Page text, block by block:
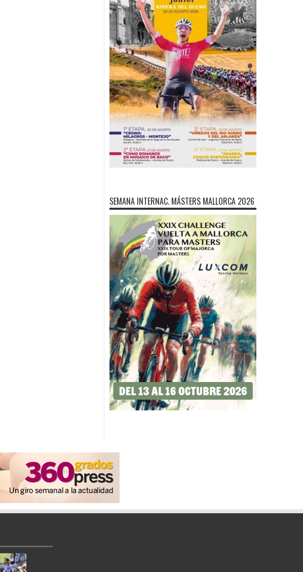
SEMANA INTERNAC. MÁSTERS MALLORCA 2026